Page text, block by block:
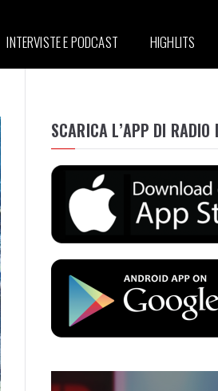
INTERVISTE E PODCAST HIGHLITS
SCARICA L’APP DI RADIO